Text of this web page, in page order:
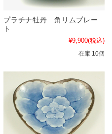
プラチナ牡丹 角リムプレー
ト
¥9,900(税込)
在庫 10個